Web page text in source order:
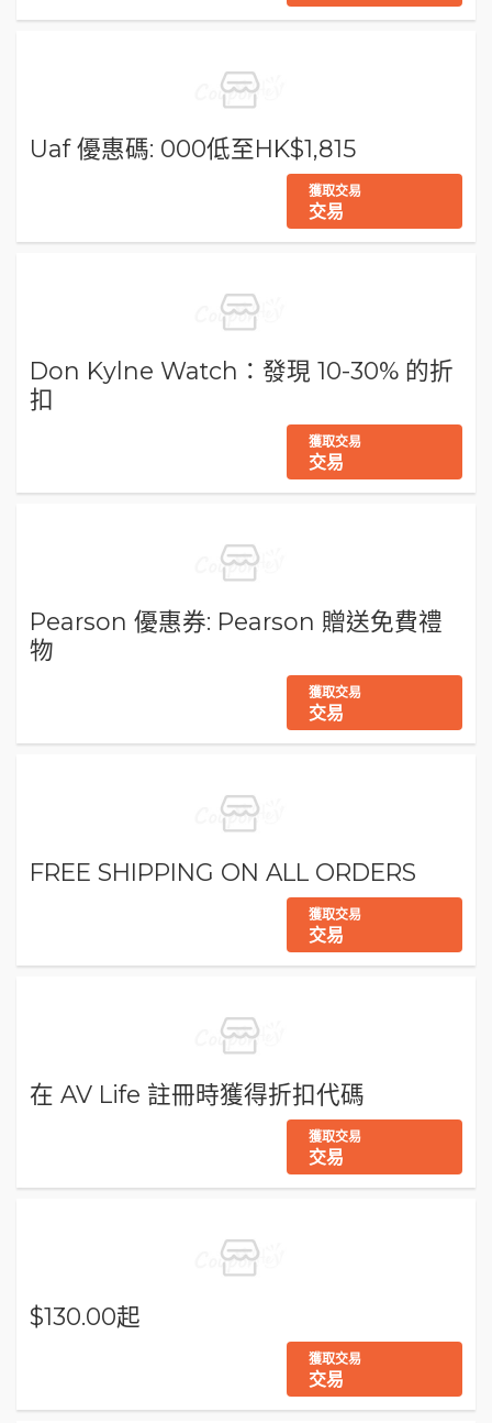
Uaf 優惠碼: 000低至HK$1,815
獲取交易
交易
Don Kylne Watch：發現 10-30% 的折
扣
獲取交易
交易
Pearson 優惠券: Pearson 贈送免費禮
物
獲取交易
交易
FREE SHIPPING ON ALL ORDERS
獲取交易
交易
在 AV Life 註冊時獲得折扣代碼
獲取交易
交易
$130.00起
獲取交易
交易